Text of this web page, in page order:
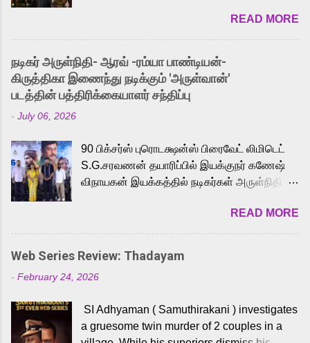
received a lot of love from cult He-Man fans
and offered audiences an exciting glimpse
into the world of Eternia, the recently
released Tamil trailer has also generated
strong excitement among Tamil audiences.
Adding to the growing buzz is the film’s
to the iconic superhero He-Man. Known for
memorable songs like “Behene De” from
Raavan, “Oru Maalai” from Ghajini, and
loved for his versatile voice and strong
command over multiple languages, making
him a strong fit for the legendary character.
cinema, voices the menacing Skeletor
across the Tamil, Malayalam, and Telugu
versions. Joining them is Action King Arjun...
READ MORE
நடிகர் அருள்நிதி- ஆரவ் -ரம்யா பாண்டியன்-
கிருத்திகா இணைந்து நடிக்கும் 'அருள்வான்'
படத்தின் பத்திரிக்கையாளர் சந்திப்பு
- July 06, 2026
90 பிக்சர்ஸ் புரொடக்ஷன்ஸ் பிரைவேட் லிமிடெட்
S.G.சரவணன் தயாரிப்பில் இயக்குநர் கணேஷ்
விநாயகன் இயக்கத்தில் நடிகர்கள் அருள்நிதி -
முக்கிய வேடத்தில் இணைந்து நடித்திருக்கும்
'அருள்வான்' திரைப்படத்தினை
பத்திரிக்கையாளர் சந்திப்பு சென்னையில்
நடைபெற்றது. இயக்குநர் கணேஷ் விநாயகன்
இயக்கத்தில் உருவாகியுள்ள 'அருள்வான்'
வெங்கட், ரம்யா பாண்டியன், வி டி வி கணேஷ் ,
ஜான் விஜய், பேபி கிருத்திகா, 'பருத்திவீரன்'
READ MORE
Web Series Review: Thadayam
- February 24, 2026
SI Adhyaman ( Samuthirakani ) investigates
a gruesome twin murder of 2 couples in a